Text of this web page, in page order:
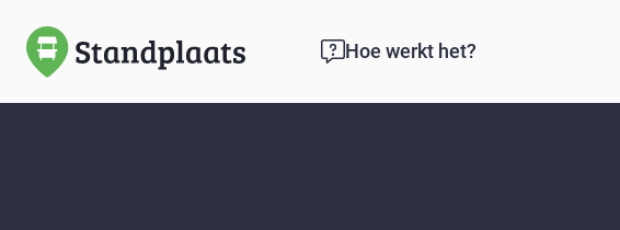
Hoe werkt het?